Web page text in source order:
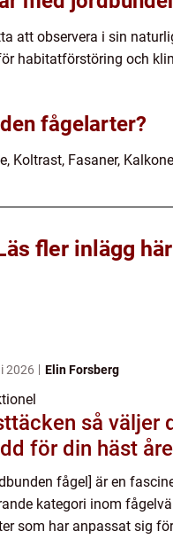
att observera i sin
habitatförstöring och
fågelarter?
Koltrast, Fasaner,
fler inlägg här
2026 Elin Forsberg
så väljer du rätt
för din häst
fågel] är en
kategori inom
som har anpassat sig